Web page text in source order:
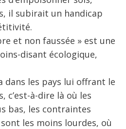
il subirait un handicap
et non faussée » est une
disant écologique,
dans les pays lui offrant le
c’est-à-dire là où les
bas, les contraintes
les moins lourdes, où